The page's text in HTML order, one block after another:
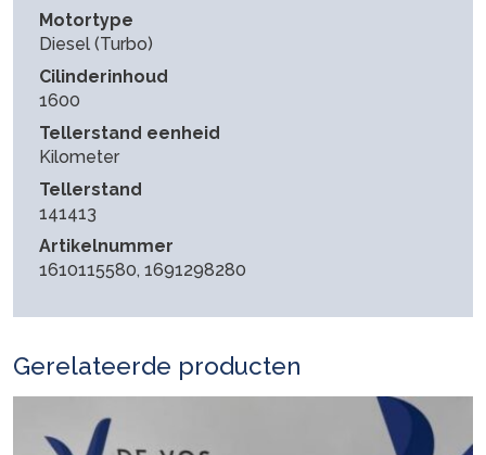
Motortype
Diesel (Turbo)
Cilinderinhoud
1600
Tellerstand eenheid
Kilometer
Tellerstand
141413
Artikelnummer
1610115580, 1691298280
Gerelateerde producten